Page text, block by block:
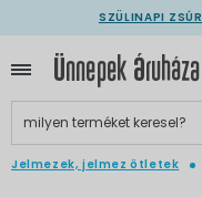
SZÜLINAPI ZSÚR
Jelmezek, jelmez ötletek